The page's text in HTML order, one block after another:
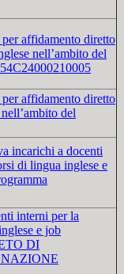
affidamento diretto
nell’ambito del
affidamento diretto
del
incarichi a docenti
di lingua inglese e
interni per la
e job
DI